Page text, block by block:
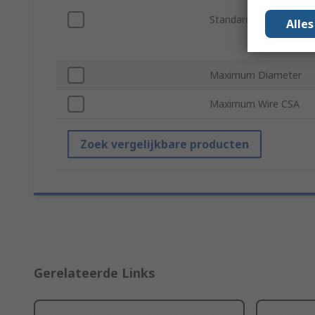
Standards/Approvals
Maximum Diameter
Maximum Wire CSA
Zoek vergelijkbare producten
Gerelateerde Links